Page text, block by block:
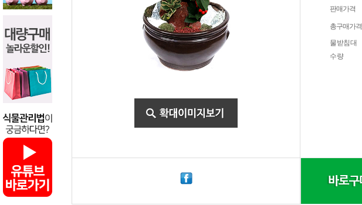
판매가격
총구매가격
물받침대
수량